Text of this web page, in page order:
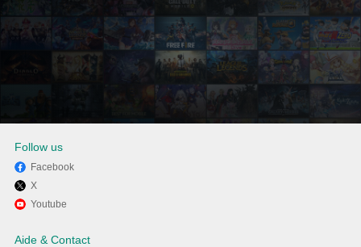
Profitez de jouer 2112TD:
Tower Defense Survival sur
Follow us
Facebook
X
Youtube
Aide & Contact